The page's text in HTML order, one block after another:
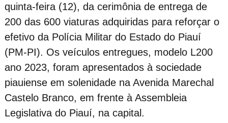
quinta-feira (12), da cerimônia de entrega de
200 das 600 viaturas adquiridas para reforçar o
efetivo da Polícia Militar do Estado do Piauí
(PM-PI). Os veículos entregues, modelo L200
ano 2023, foram apresentados à sociedade
piauiense em solenidade na Avenida Marechal
Castelo Branco, em frente à Assembleia
Legislativa do Piauí, na capital.